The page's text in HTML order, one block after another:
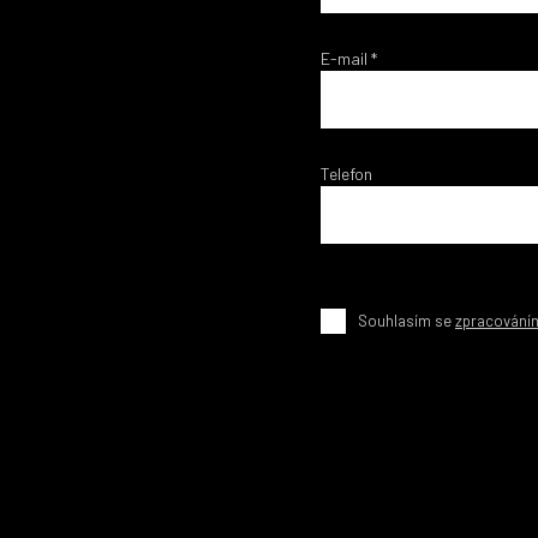
E-mail *
Telefon
Souhlasím se